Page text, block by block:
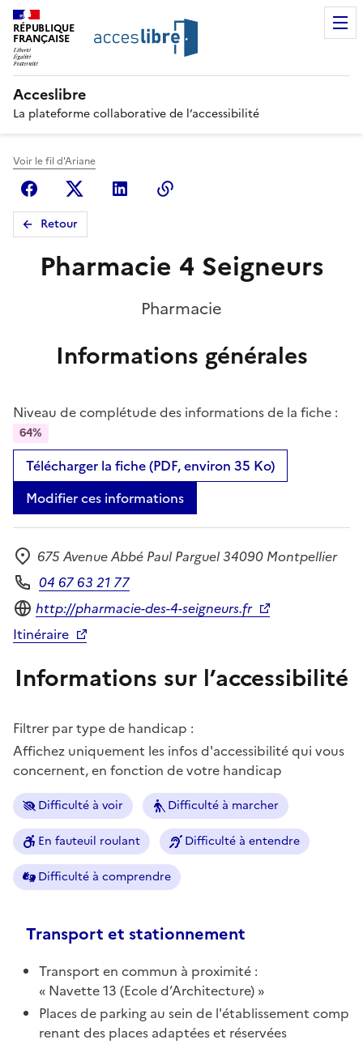
RÉPUBLIQUE
FRANÇAISE
Acceslibre
La plateforme collaborative de l’accessibilité
Voir le fil d'Ariane
FacebookX (anciennement Twitter)
Linkedin
Retour
Pharmacie 4 Seigneurs
Pharmacie
Informations générales
Niveau de complétude des informations de la fiche :
64%
Télécharger la fiche (PDF, environ 35 Ko)
Modifier ces informations
Adresse
675 Avenue Abbé Paul Parguel 34090 Montpellier
Téléphone
04 67 63 21 77
Site internet
http://pharmacie-des-4-seigneurs.fr
Itinéraire
Informations sur l’accessibilité
Filtrer par type de handicap :
Affichez uniquement les infos d'accessibilité qui vous
concernent, en fonction de votre handicap
Difficulté à voir Difficulté à marcher
En fauteuil roulant Difficulté à entendre
Difficulté à comprendre
Transport et stationnement
Transport en commun à proximité :
Navette 13 (Ecole d’Architecture)
Places de parking au sein de l'établissement comp
renant des places adaptées et réservées